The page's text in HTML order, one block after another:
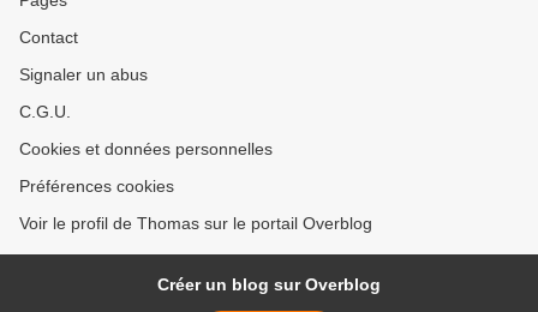
Contact
Signaler un abus
C.G.U.
Cookies et données personnelles
Préférences cookies
Voir le profil de Thomas sur le portail Overblog
Créer un blog sur Overblog